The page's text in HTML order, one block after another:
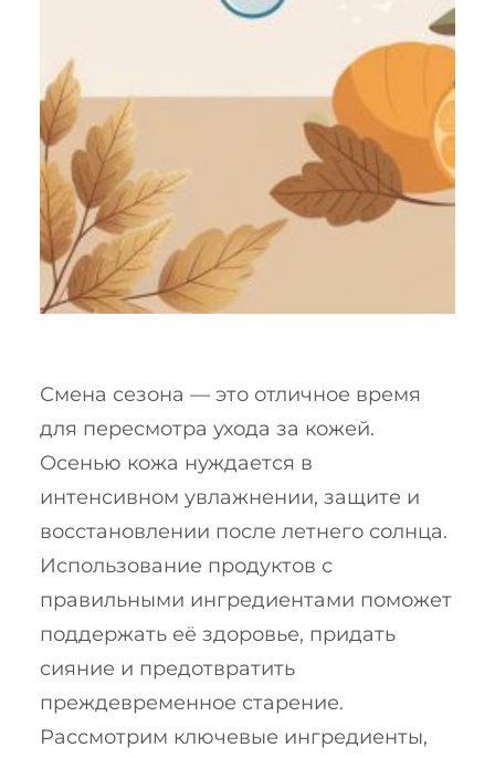
Смена сезона — это отличное время
для пересмотра ухода за кожей.
Осенью кожа нуждается в
интенсивном увлажнении, защите и
восстановлении после летнего солнца.
Использование продуктов с
правильными ингредиентами поможет
поддержать её здоровье, придать
сияние и предотвратить
преждевременное старение.
Рассмотрим ключевые ингредиенты,